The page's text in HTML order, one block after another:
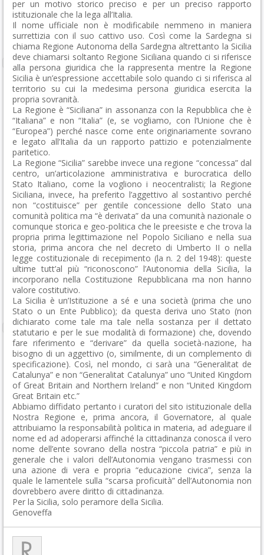
per un motivo storico preciso e per un preciso rapporto
istituzionale che la lega all’Italia.
Il nome ufficiale non è modificabile nemmeno in maniera
surrettizia con il suo cattivo uso. Così come la Sardegna si
chiama Regione Autonoma della Sardegna altrettanto la Sicilia
deve chiamarsi soltanto Regione Siciliana quando ci si riferisce
alla persona giuridica che la rappresenta mentre la Regione
Sicilia è un’espressione accettabile solo quando ci si riferisca al
territorio su cui la medesima persona giuridica esercita la
propria sovranità.
La Regione è “Siciliana” in assonanza con la Repubblica che è
“Italiana” e non “Italia” (e, se vogliamo, con l’Unione che è
“Europea”) perché nasce come ente originariamente sovrano
e legato all’Italia da un rapporto pattizio e potenzialmente
paritetico.
La Regione “Sicilia” sarebbe invece una regione “concessa” dal
centro, un’articolazione amministrativa e burocratica dello
Stato Italiano, come la vogliono i neocentralisti; la Regione
Siciliana, invece, ha preferito l’aggettivo al sostantivo perché
non “costituisce” per gentile concessione dello Stato una
comunità politica ma “è derivata” da una comunità nazionale o
comunque storica e geo-politica che le preesiste e che trova la
propria prima legittimazione nel Popolo Siciliano e nella sua
storia, prima ancora che nel decreto di Umberto II o nella
legge costituzionale di recepimento (la n. 2 del 1948): queste
ultime tutt’al più “riconoscono” l’Autonomia della Sicilia, la
incorporano nella Costituzione Repubblicana ma non hanno
valore costitutivo.
La Sicilia è un’Istituzione a sé e una società (prima che uno
Stato o un Ente Pubblico); da questa deriva uno Stato (non
dichiarato come tale ma tale nella sostanza per il dettato
statutario e per le sue modalità di formazione) che, dovendo
fare riferimento e “derivare” da quella società-nazione, ha
bisogno di un aggettivo (o, similmente, di un complemento di
specificazione). Così, nel mondo, ci sarà una “Generalitat de
Catalunya” e non “Generalitat Catalunya” uno “United Kingdom
of Great Britain and Northern Ireland” e non “United Kingdom
Great Britain etc.”
Abbiamo diffidato pertanto i curatori del sito istituzionale della
Nostra Regione e, prima ancora, il Governatore, al quale
attribuiamo la responsabilità politica in materia, ad adeguare il
nome ed ad adoperarsi affinché la cittadinanza conosca il vero
nome dell’ente sovrano della nostra “piccola patria” e più in
generale che i valori dell’Autonomia vengano trasmessi con
una azione di vera e propria “educazione civica”, senza la
quale le lamentele sulla “scarsa proficuità” dell’Autonomia non
dovrebbero avere diritto di cittadinanza.
Per la Sicilia, solo peramore della Sicilia.
Genoveffa